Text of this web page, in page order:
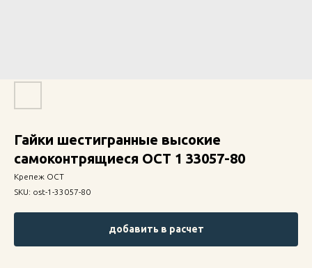
Гайки шестигранные высокие
самоконтрящиеся ОСТ 1 33057-80
Крепеж ОСТ
SKU: ost-1-33057-80
добавить в расчет